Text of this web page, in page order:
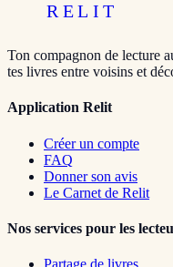
RELIT
Ton compagnon de lecture
tes livres entre voisins et
Application Relit
Créer un compte
FAQ
Donner son avis
Le Carnet de Relit
Nos services pour les